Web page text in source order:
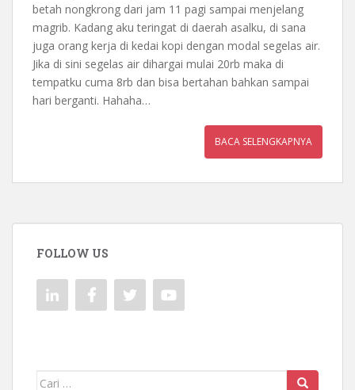
betah nongkrong dari jam 11 pagi sampai menjelang
magrib. Kadang aku teringat di daerah asalku, di sana
juga orang kerja di kedai kopi dengan modal segelas air.
Jika di sini segelas air dihargai mulai 20rb maka di
tempatku cuma 8rb dan bisa bertahan bahkan sampai
hari berganti. Hahaha…
BACA SELENGKAPNYA
FOLLOW US
Mencari: